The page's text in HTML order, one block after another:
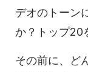
デオのトーン
か？トップ20
その前に、ど